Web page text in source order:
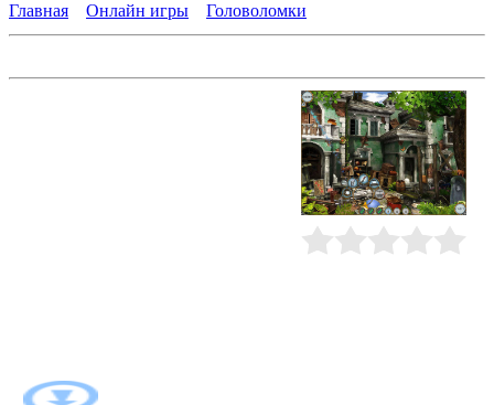
Главная
Онлайн игры Головоломки